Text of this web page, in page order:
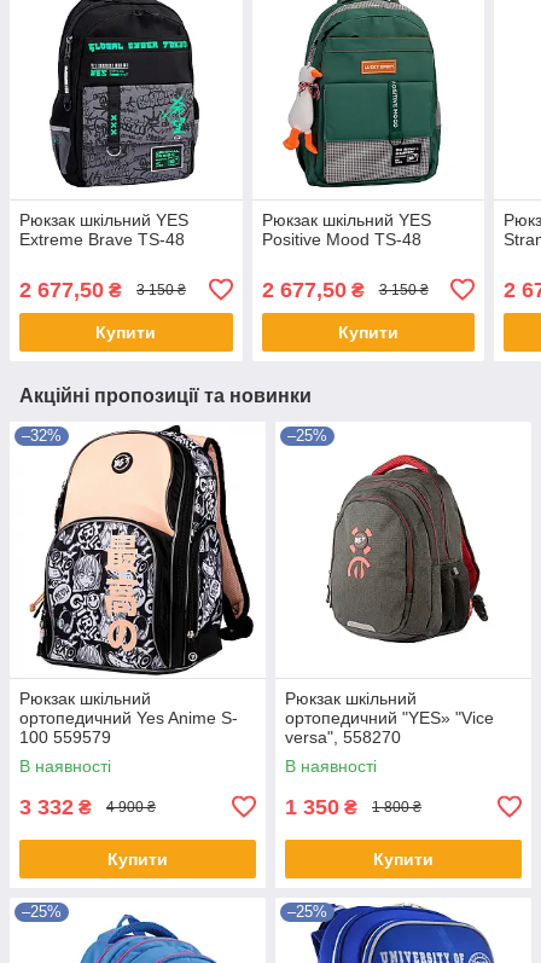
Рюкзак шкільний YES
Extreme Brave TS-48
2 677,50 ₴ 3 150 ₴
Купити
Рюкзак шкільний YES
Positive Mood TS-48
2 677,50₴ 3 150 ₴
Купити
2
Акційні пропозиції та новинки
–32%
Рюкзак шкільний
ортопедичний Yes Anime S-
100 559579
В наявності
3 332 ₴ 4 900 ₴
Купити
–25%
Рюкзак шкільний
ортопедичний "YES» "Vice
versa", 558270
В наявності
1 350 ₴ 1 800 ₴
Купити
–25% –25%